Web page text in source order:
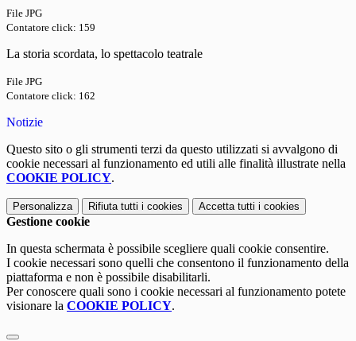
File JPG
Contatore click: 159
La storia scordata, lo spettacolo teatrale
File JPG
Contatore click: 162
Notizie
Questo sito o gli strumenti terzi da questo utilizzati si avvalgono di
cookie necessari al funzionamento ed utili alle finalità illustrate nella
COOKIE POLICY.
Personalizza Rifiuta tutti i cookies Accetta tutti i cookies
Gestione cookie
In questa schermata è possibile scegliere quali cookie consentire.
I cookie necessari sono quelli che consentono il funzionamento della
piattaforma e non è possibile disabilitarli.
Per conoscere quali sono i cookie necessari al funzionamento potete
visionare la COOKIE POLICY.